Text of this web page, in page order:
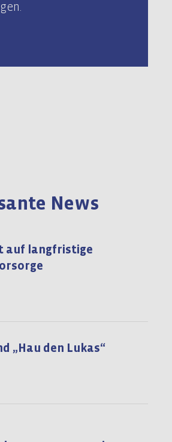
News
auf langfristige
„Hau den Lukas“